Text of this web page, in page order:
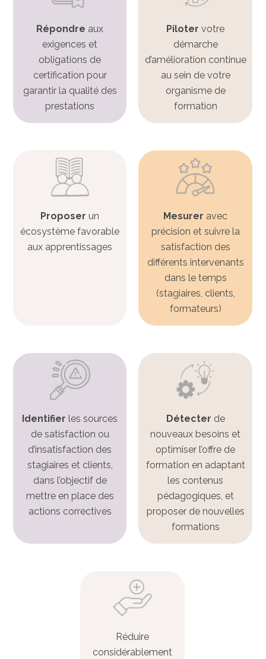
Répondre aux
exigences et
obligations de
certification pour
garantir la qualité des
prestations
Pilotervotre
démarche
d’amélioration continue
au sein de votre
organisme de
formation
Proposer un
écosystème favorable
aux apprentissages
Mesurer avec
précision et suivre la
satisfaction des
différents intervenants
dans le temps
(stagiaires, clients,
formateurs)
Identifier les sources
de satisfaction ou
d’insatisfaction des
stagiaires et clients,
dans l’objectif de
mettre en place des
actions correctives
Détecter de
nouveaux besoins et
optimiser l’offre de
formation en adaptant
les contenus
pédagogiques, et
proposer de nouvelles
formations
Réduire
considérablement